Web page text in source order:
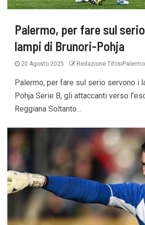
Palermo, per fare sul
lampi di Brunori-Pohja
20 Agosto 2025 Redazione
Palermo, per fare sul serio servono i
Pohja Serie B, gli attaccanti verso
Reggiana Soltanto...